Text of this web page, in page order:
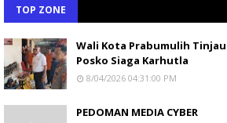
TOP ZONE
Wali Kota Prabumulih Tinjau
Posko Siaga Karhutla
8/04/2026 04:31:00 PM
PEDOMAN MEDIA CYBER